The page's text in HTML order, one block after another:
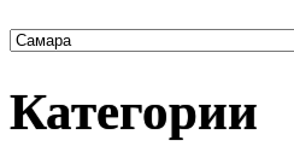
Категории